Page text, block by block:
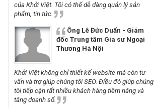
của Khởi Việt. Tôi có thể dễ dàng quản lý sản
phẩm, tin tức.
Ông Lê Đức Duẩn - Giám
đốc Trung tâm Gia sư Ngoại
Thương Hà Nội
Khởi Việt không chỉ thiết kế website mà còn tư
vấn và trợ giúp chúng tôi SEO. Điều đó giúp chúng
tôi tiếp cận rất nhiều khách hàng tiềm năng và
tăng doanh số.